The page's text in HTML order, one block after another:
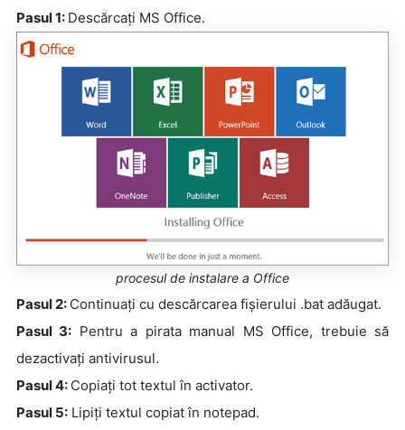
Pasul 1: Descărcați MS Office.
procesul de instalare a Office
Pasul 2: Continuați cu descărcarea fișierului .bat adăugat.
Pasul 3: Pentru a pirata manual MS Office, trebuie să
dezactivați antivirusul.
Pasul 4: Copiați tot textul în activator.
Pasul 5: Lipiți textul copiat în notepad.